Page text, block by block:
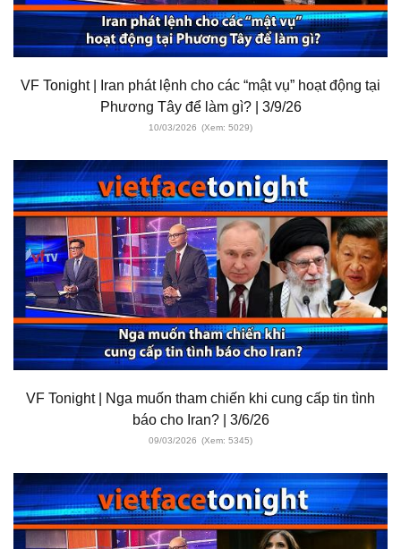
VF Tonight | Iran phát lệnh cho các “mật vụ” hoạt động tại
Phương Tây để làm gì? | 3/9/26
10/03/2026 (Xem: 5029)
VF Tonight | Nga muốn tham chiến khi cung cấp tin tình
báo cho Iran? | 3/6/26
09/03/2026 (Xem: 5345)